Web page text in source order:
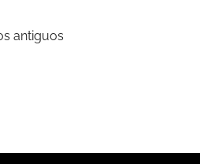
antiguos